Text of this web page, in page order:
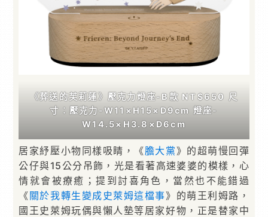
《葬送的芙莉蓮》壓克力燈座-B款 NT$650 尺
寸：壓克力-W11×H15×D9cm 燈座-
W14.5×H3.8×D6cm
居家紓壓小物同樣吸睛，《膽大黨》的超萌慢回彈
公仔與15公分吊飾，光是看著高速婆婆的模樣，心
情就會被療癒；提到討喜角色，當然也不能錯過
《關於我轉生變成史萊姆這檔事》的萌王利姆路，
國王史萊姆玩偶與懶人墊等居家好物，正是替家中